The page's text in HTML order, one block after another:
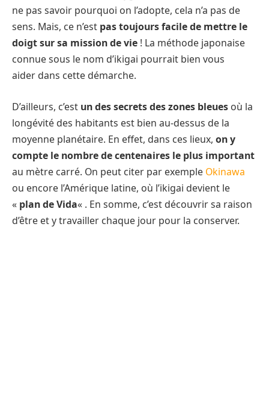
ne pas savoir pourquoi on l’adopte, cela n’a pas de
sens. Mais, ce n’est pas toujours facile de mettre le
doigt sur sa mission de vie ! La méthode japonaise
connue sous le nom d’ikigai pourrait bien vous
aider dans cette démarche.
D’ailleurs, c’est un des secrets des zones bleues où la
longévité des habitants est bien au-dessus de la
moyenne planétaire. En effet, dans ces lieux, on y
compte le nombre de centenaires le plus important
au mètre carré. On peut citer par exemple Okinawa
ou encore l’Amérique latine, où l’ikigai devient le
« plan de Vida« . En somme, c’est découvrir sa raison
d’être et y travailler chaque jour pour la conserver.